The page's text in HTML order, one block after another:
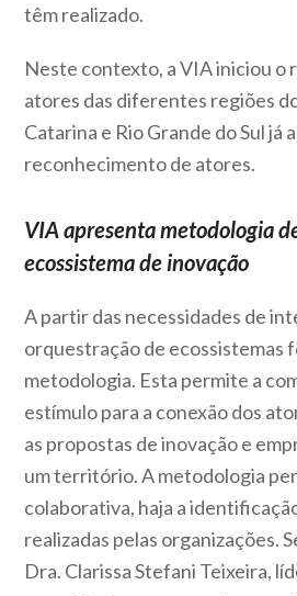
têm realizado.
Neste contexto, a VIA iniciou o
atores das diferentes regiões
Catarina e Rio Grande do Sul já
reconhecimento de atores.
VIA apresenta metodologia
ecossistema de inovação
A partir das necessidades de
orquestração de ecossistemas
metodologia. Esta permite a
estímulo para a conexão dos
as propostas de inovação e
um território. A metodologia
colaborativa, haja a
realizadas pelas organizações.
Dra. Clarissa Stefani Teixeira,